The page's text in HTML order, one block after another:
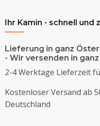
Ihr Kamin - schnell
Lieferung in ganz
- Wir versenden in
2-4 Werktage Lieferzeit
Kostenloser Versand ab
Deutschland